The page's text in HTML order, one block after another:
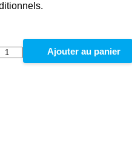
Ajouter au panier